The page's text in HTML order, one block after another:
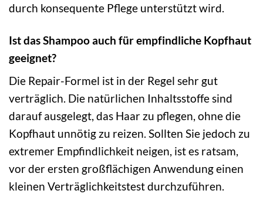
durch konsequente Pflege unterstützt wird.
Ist das Shampoo auch für empfindliche Kopfhaut
geeignet?
Die Repair-Formel ist in der Regel sehr gut
verträglich. Die natürlichen Inhaltsstoffe sind
darauf ausgelegt, das Haar zu pflegen, ohne die
Kopfhaut unnötig zu reizen. Sollten Sie jedoch zu
extremer Empfindlichkeit neigen, ist es ratsam,
vor der ersten großflächigen Anwendung einen
kleinen Verträglichkeitstest durchzuführen.